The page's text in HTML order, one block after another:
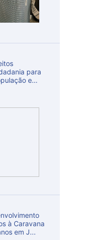
para
e
à Caravana
em J...